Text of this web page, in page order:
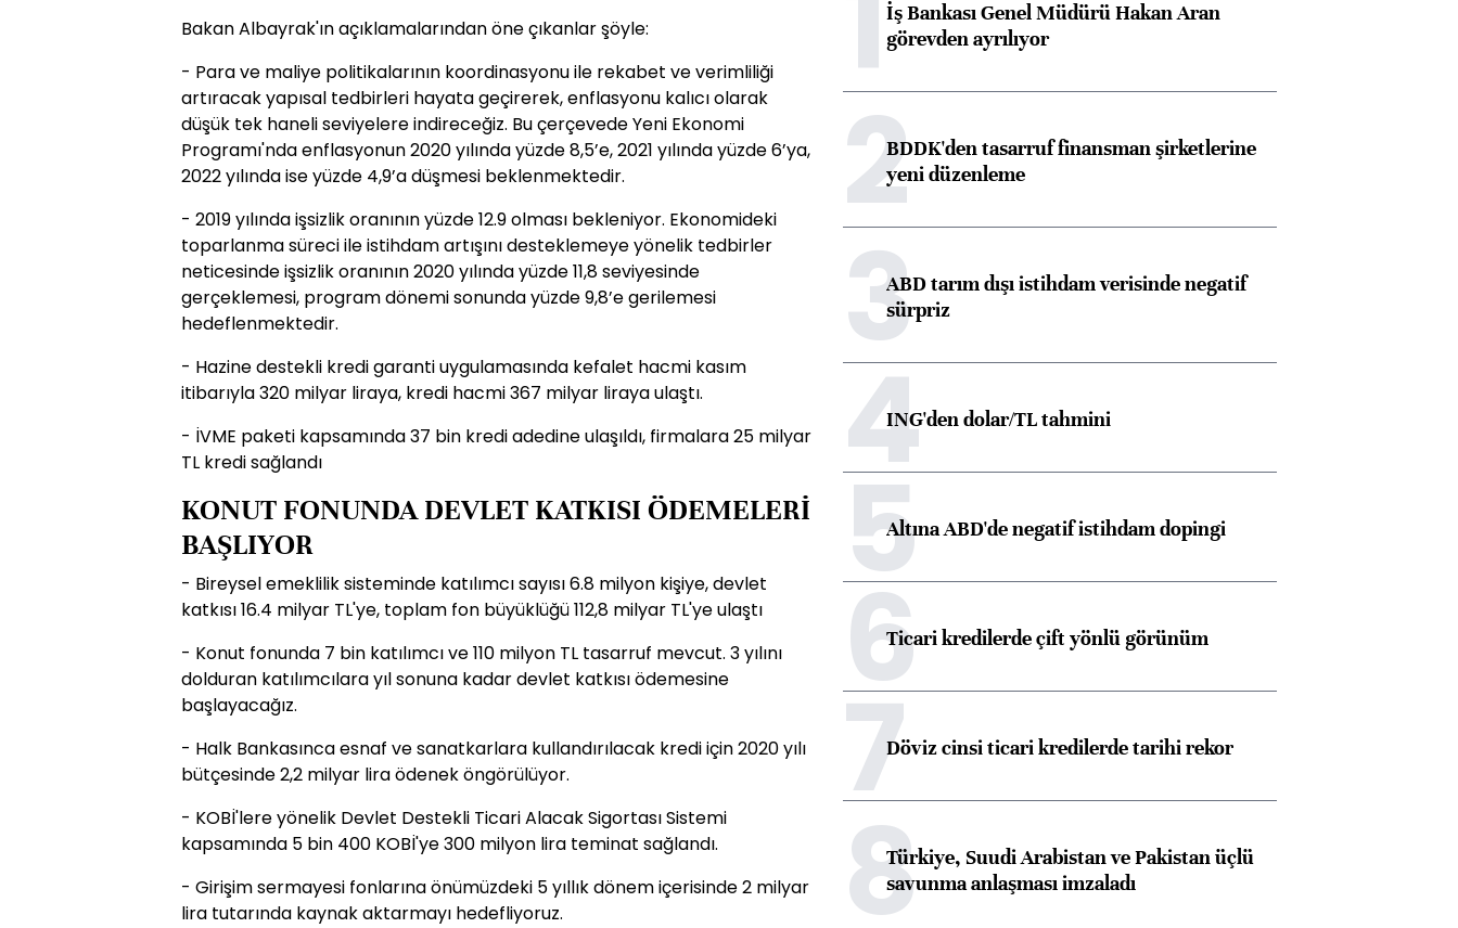
Bakan Albayrak'ın açıklamalarından öne çıkanlar şöyle:
- Para ve maliye politikalarının koordinasyonu ile rekabet ve verimliliği
artıracak yapısal tedbirleri hayata geçirerek, enflasyonu kalıcı olarak
düşük tek haneli seviyelere indireceğiz. Bu çerçevede Yeni Ekonomi
Programı'nda enflasyonun 2020 yılında yüzde 8,5’e, 2021 yılında yüzde 6’ya,
2022 yılında ise yüzde 4,9’a düşmesi beklenmektedir.
- 2019 yılında işsizlik oranının yüzde 12.9 olması bekleniyor. Ekonomideki
toparlanma süreci ile istihdam artışını desteklemeye yönelik tedbirler
neticesinde işsizlik oranının 2020 yılında yüzde 11,8 seviyesinde
gerçeklemesi, program dönemi sonunda yüzde 9,8’e gerilemesi
hedeflenmektedir.
- Hazine destekli kredi garanti uygulamasında kefalet hacmi kasım
itibarıyla 320 milyar liraya, kredi hacmi 367 milyar liraya ulaştı.
- İVME paketi kapsamında 37 bin kredi adedine ulaşıldı, firmalara 25 milyar
TL kredi sağlandı
KONUT FONUNDA DEVLET KATKISI ÖDEMELERİ
BAŞLIYOR
- Bireysel emeklilik sisteminde katılımcı sayısı 6.8 milyon kişiye, devlet
katkısı 16.4 milyar TL'ye, toplam fon büyüklüğü 112,8 milyar TL'ye ulaştı
- Konut fonunda 7 bin katılımcı ve 110 milyon TL tasarruf mevcut. 3 yılını
dolduran katılımcılara yıl sonuna kadar devlet katkısı ödemesine
başlayacağız.
- Halk Bankasınca esnaf ve sanatkarlara kullandırılacak kredi için 2020 yılı
bütçesinde 2,2 milyar lira ödenek öngörülüyor.
- KOBİ'lere yönelik Devlet Destekli Ticari Alacak Sigortası Sistemi
kapsamında 5 bin 400 KOBİ'ye 300 milyon lira teminat sağlandı.
- Girişim sermayesi fonlarına önümüzdeki 5 yıllık dönem içerisinde 2 milyar
lira tutarında kaynak aktarmayı hedefliyoruz.
İş Bankası Genel Müdürü Hakan Aran
görevden ayrılıyor
2BDDK'den tasarruf finansman şirketlerine
yeni düzenleme
3ABD tarım dışı istihdam verisinde negatif
sürpriz
4ING'den dolar/TL tahmini
5Altına ABD'de negatif istihdam dopingi
6Ticari kredilerde çift yönlü görünüm
7Döviz cinsi ticari kredilerde tarihi rekor
8Türkiye, Suudi Arabistan ve Pakistan üçlü
savunma anlaşması imzaladı